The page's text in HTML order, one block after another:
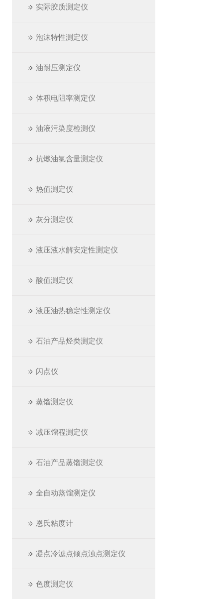
实际胶质测定仪
泡沫特性测定仪
油耐压测定仪
体积电阻率测定仪
油液污染度检测仪
抗燃油氯含量测定仪
热值测定仪
灰分测定仪
液压液水解安定性测定仪
酸值测定仪
液压油热稳定性测定仪
石油产品烃类测定仪
闪点仪
蒸馏测定仪
减压馏程测定仪
石油产品蒸馏测定仪
全自动蒸馏测定仪
恩氏粘度计
凝点冷滤点倾点浊点测定仪
色度测定仪